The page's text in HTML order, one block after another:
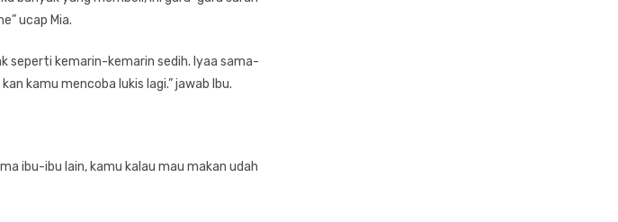
ucap Mia.
seperti kemarin-kemarin sedih. Iyaa sama-
kamu mencoba lukis lagi.” jawab Ibu.
ibu-ibu lain, kamu kalau mau makan udah